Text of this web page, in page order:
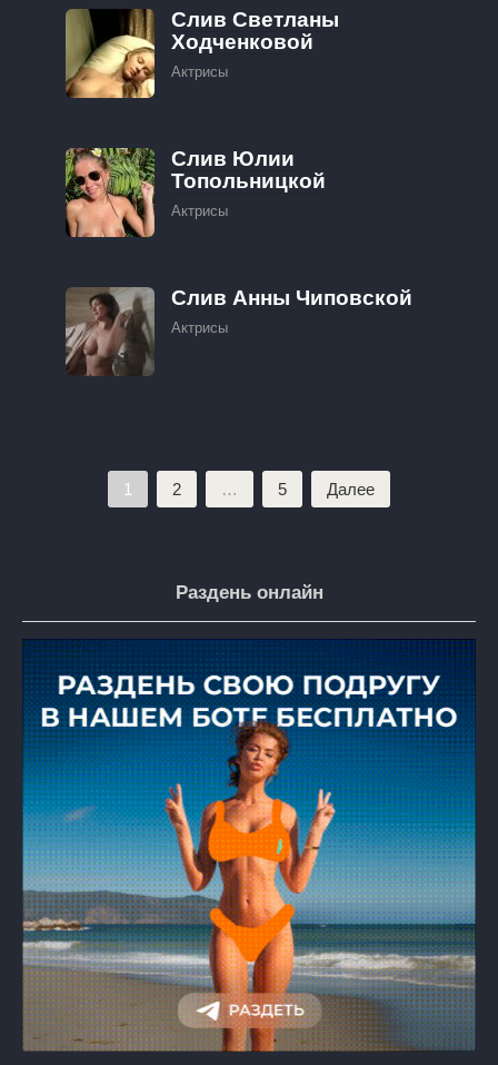
Слив Светланы
Ходченковой
Актрисы
Слив Юлии
Топольницкой
Актрисы
Слив Анны Чиповской
Актрисы
1 2 … 5 Далее
Раздень онлайн